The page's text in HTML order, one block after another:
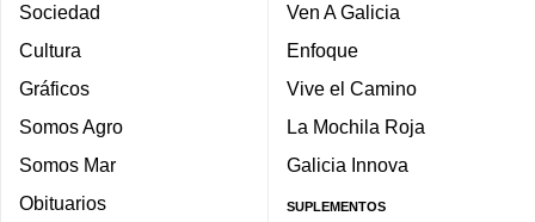
Sociedad
Cultura
Gráficos
Somos Agro
Somos Mar
Obituarios
Ven A Galicia
Enfoque
Vive el Camino
La Mochila Roja
Galicia Innova
SUPLEMENTOS